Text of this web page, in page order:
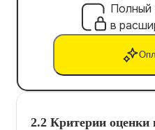
Полный
в
2.2 Критерии оценки